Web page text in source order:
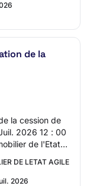
de la
la cession de
2026 12 : 00
de l'Etat
DE LETAT AGILE
2026